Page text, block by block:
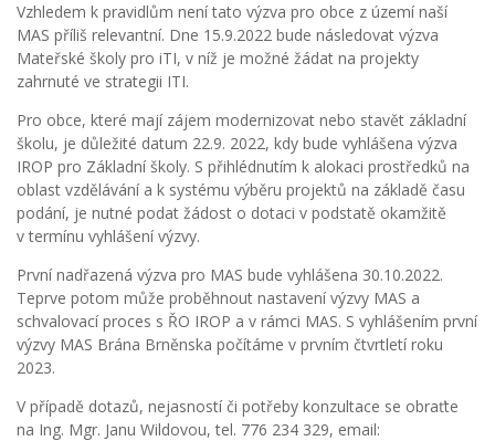
Vzhledem k pravidlům není tato výzva pro obce z území naší
MAS příliš relevantní. Dne 15.9.2022 bude následovat výzva
Mateřské školy pro iTI, v níž je možné žádat na projekty
zahrnuté ve strategii ITI.
Pro obce, které mají zájem modernizovat nebo stavět základní
školu, je důležité datum 22.9. 2022, kdy bude vyhlášena výzva
IROP pro Základní školy. S přihlédnutím k alokaci prostředků na
oblast vzdělávání a k systému výběru projektů na základě času
podání, je nutné podat žádost o dotaci v podstatě okamžitě
v termínu vyhlášení výzvy.
První nadřazená výzva pro MAS bude vyhlášena 30.10.2022.
Teprve potom může proběhnout nastavení výzvy MAS a
schvalovací proces s ŘO IROP a v rámci MAS. S vyhlášením první
výzvy MAS Brána Brněnska počítáme v prvním čtvrtletí roku
2023.
V případě dotazů, nejasností či potřeby konzultace se obraťte
na Ing. Mgr. Janu Wildovou, tel. 776 234 329, email: